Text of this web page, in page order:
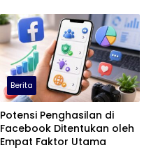
Berita
Potensi Penghasilan di
Facebook Ditentukan oleh
Empat Faktor Utama